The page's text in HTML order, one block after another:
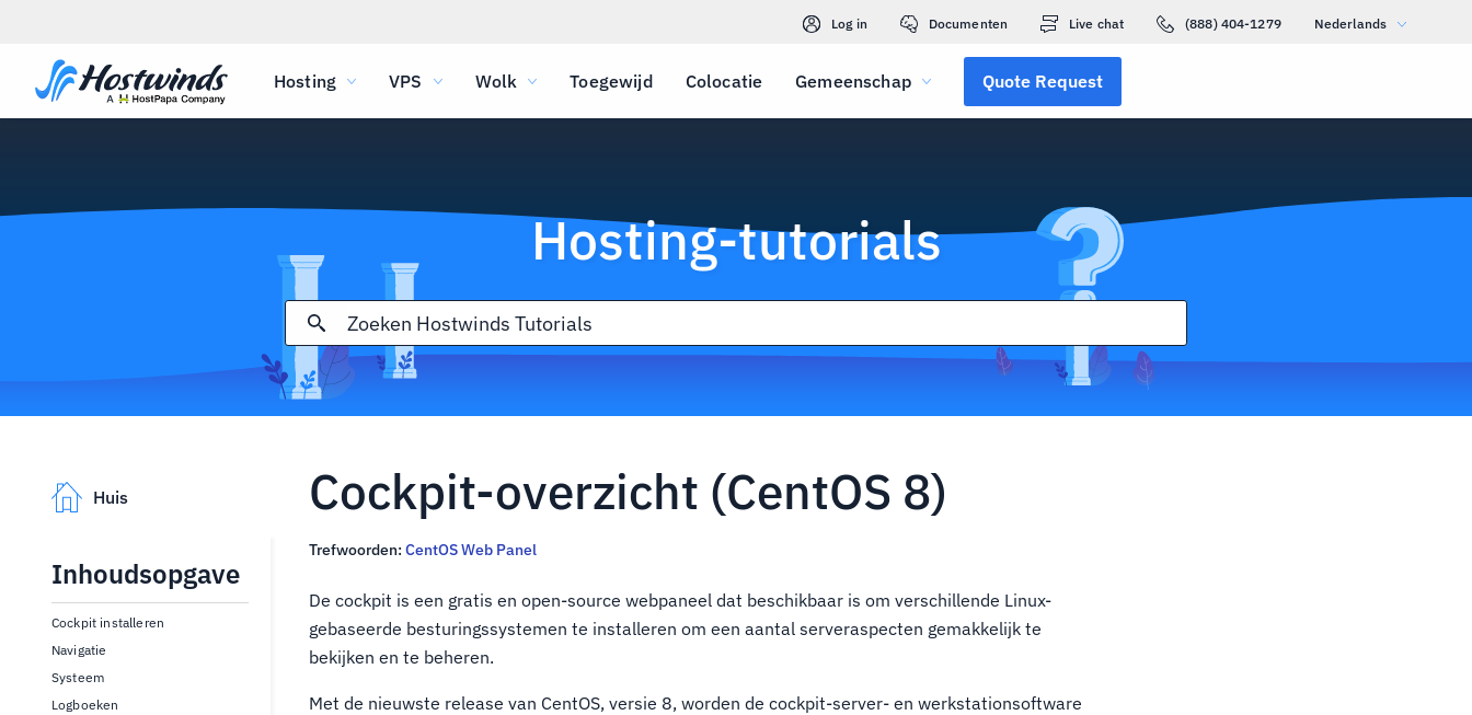
Log in Documenten Live chat (888) 404-1279 Nederlands
Hosting VPS Wolk Toegewijd Colocatie Gemeenschap Quote Request
Hosting-tutorials
Huis
Inhoudsopgave
Cockpit installeren
Navigatie
Systeem
Logboeken
Cockpit-overzicht (CentOS 8)
Trefwoorden: CentOS Web Panel
De cockpit is een gratis en open-source webpaneel dat beschikbaar is om verschillende Linux-
gebaseerde besturingssystemen te installeren om een aantal serveraspecten gemakkelijk te
bekijken en te beheren.
Met de nieuwste release van CentOS, versie 8, worden de cockpit-server- en werkstationsoftware